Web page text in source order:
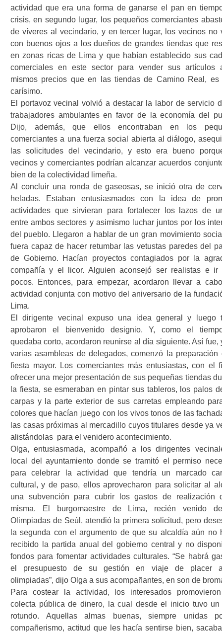
actividad que era una forma de ganarse el pan en
crisis, en segundo lugar, los pequeños comerciantes
de víveres al vecindario, y en tercer lugar, los vecinos no
con buenos ojos a los dueños de grandes tiendas que
en zonas ricas de Lima y que habían establecido sus
comerciales en este sector para vender sus artículos
mismos precios que en las tiendas de Camino Real, es
carísimo.
El portavoz vecinal volvió a destacar la labor de servicio
trabajadores ambulantes en favor de la economía del
Dijo, además, que ellos encontraban en los
comerciantes a una fuerza social abierta al diálogo,
las solicitudes del vecindario, y esto era bueno
vecinos y comerciantes podrían alcanzar acuerdos
bien de la colectividad limeña.
Al concluir una ronda de gaseosas, se inició otra de
heladas. Estaban entusiasmados con la idea de
actividades que sirvieran para fortalecer los lazos de
entre ambos sectores y asimismo luchar juntos por los
del pueblo. Llegaron a hablar de un gran movimiento
fuera capaz de hacer retumbar las vetustas paredes del
de Gobierno. Hacían proyectos contagiados por la
compañía y el licor. Alguien aconsejó ser realistas e ir
pocos. Entonces, para empezar, acordaron llevar a
actividad conjunta con motivo del aniversario de la
Lima.
El dirigente vecinal expuso una idea general y luego
aprobaron el bienvenido designio. Y, como el
quedaba corto, acordaron reunirse al día siguiente. Así fue,
varias asambleas de delegados, comenzó la preparación
fiesta mayor. Los comerciantes más entusiastas, con el
ofrecer una mejor presentación de sus pequeñas tiendas
la fiesta, se esmeraban en pintar sus tableros, los palos
carpas y la parte exterior de sus carretas empleando
colores que hacían juego con los vivos tonos de las
las casas próximas al mercadillo cuyos titulares desde ya
alistándolas para el venidero acontecimiento.
Olga, entusiasmada, acompañó a los dirigentes
local del ayuntamiento donde se tramitó el permiso
para celebrar la actividad que tendría un marcado
cultural, y de paso, ellos aprovecharon para solicitar al
una subvención para cubrir los gastos de realización
misma. El burgomaestre de Lima, recién venido
Olimpiadas de Seúl, atendió la primera solicitud, pero
la segunda con el argumento de que su alcaldía aún no
recibido la partida anual del gobierno central y no
fondos para fomentar actividades culturales. “Se habrá
el presupuesto de su gestión en viaje de placer
olimpiadas”, dijo Olga a sus acompañantes, en son de
Para costear la actividad, los interesados
colecta pública de dinero, la cual desde el inicio tuvo un
rotundo. Aquellas almas buenas, siempre unidas
compañerismo, actitud que les hacía sentirse bien,